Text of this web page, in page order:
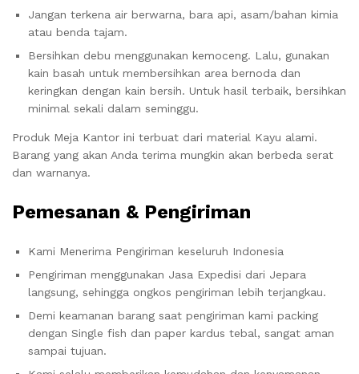
Jangan terkena air berwarna, bara api, asam/bahan kimia
atau benda tajam.
Bersihkan debu menggunakan kemoceng. Lalu, gunakan
kain basah untuk membersihkan area bernoda dan
keringkan dengan kain bersih. Untuk hasil terbaik, bersihkan
minimal sekali dalam seminggu.
Produk Meja Kantor ini terbuat dari material Kayu alami.
Barang yang akan Anda terima mungkin akan berbeda serat
dan warnanya.
Pemesanan & Pengiriman
Kami Menerima Pengiriman keseluruh Indonesia
Pengiriman menggunakan Jasa Expedisi dari Jepara
langsung, sehingga ongkos pengiriman lebih terjangkau.
Demi keamanan barang saat pengiriman kami packing
dengan Single fish dan paper kardus tebal, sangat aman
sampai tujuan.